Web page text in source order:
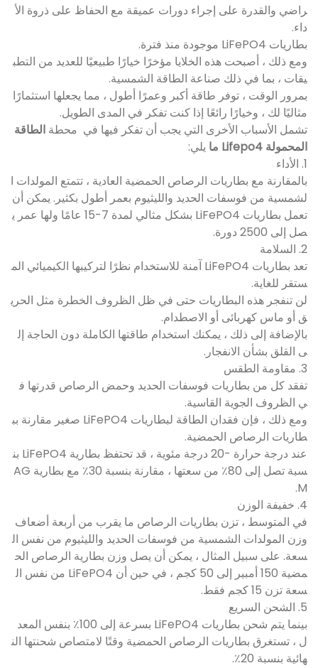
راضي والقدرة على إجراء دورات عميقة مع الحفاظ على ذروة الأ
داء.
بطاريات LiFePO4 موجودة منذ فترة.
ومع ذلك ، أصبحت هذه الخلايا مؤخرًا خيارًا طبيعيًا للعديد من التطب
يقات ، بما في ذلك صناعة الطاقة الشمسية.
بمرور الوقت ، توفر طاقة أكبر وعمرًا أطول ، مما يجعلها استثمارًا
مثاليًا لك ، وخيارًا رائعًا إذا كنت تفكر في المدى الطويل.
تشمل الأسباب الأخرى التي يجب أن تفكر فيها في محطة الطاقة
المحمولة Lifepo4 ما
يلي:
1. الأداء
بالمقارنة مع بطاريات الرصاص الحمضية العادية ، تتمتع المولدات ا
لشمسية من فوسفات الحديد والليثيوم بعمر أطول بكثير. يمكن أن
تعمل بطاريات LiFePO4 بشكل مثالي لمدة 7-15 عامًا ولها عمر ي
صل إلى 2500 دورة.
2. السلامة
تعد بطاريات LiFePO4 آمنة للاستخدام نظرًا لتركيبها الكيميائي الم
ستقر للغاية.
لن تنفجر هذه البطاريات حتى في ظل الظروف الخطرة مثل الحري
ق أو ماس كهربائى أو الاصطدام.
بالإضافة إلى ذلك ، يمكنك استخدام طاقتها الكاملة دون الحاجة إل
ى القلق بشأن الانفجار.
3. مقاومة الطقس
تفقد كل من بطاريات فوسفات الحديد وحمض الرصاص قدرتها ف
ي الظروف الجوية القاسية.
ومع ذلك ، فإن فقدان الطاقة لبطاريات LiFePO4 صغير مقارنة بب
طاريات الرصاص الحمضية.
عند درجة حرارة -20 درجة مئوية ، قد تحتفظ بطارية LiFePO4 بن
سبة تصل إلى 80٪ من سعتها ، مقارنة بنسبة 30٪ مع بطارية AG
M.
4. خفيفة الوزن
في المتوسط ​​، تزن بطاريات الرصاص ما يقرب من أربعة أضعاف
وزن المولدات الشمسية من فوسفات الحديد والليثيوم من نفس ال
سعة. على سبيل المثال ، يمكن أن يصل وزن بطارية الرصاص الح
مضية 150 أمبير إلى 50 كجم ، في حين أن LiFePO4 من نفس ال
سعة تزن 15 كجم فقط.
5. الشحن السريع
بينما يتم شحن بطاريات LiFePO4 بسرعة إلى 100٪ بنفس المعد
ل ، تستغرق بطاريات الرصاص الحمضية وقتًا لامتصاص شحنتها الن
هائية بنسبة 20٪.